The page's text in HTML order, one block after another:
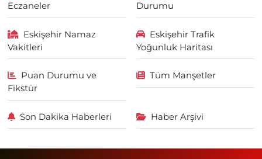
Eczaneler
Durumu
Eskişehir Namaz
Vakitleri
Eskişehir Trafik
Yoğunluk Haritası
Puan Durumu ve
Fikstür
Tüm Manşetler
Son Dakika Haberleri Haber Arşivi